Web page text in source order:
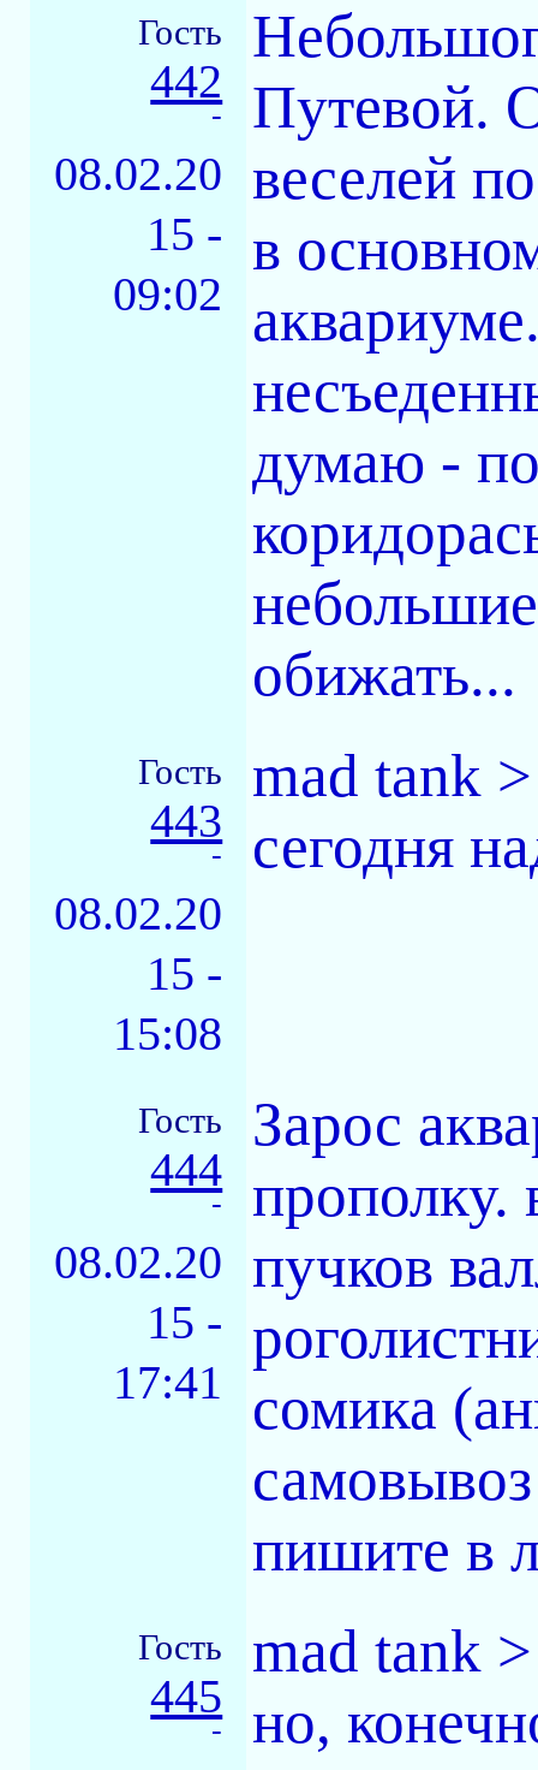
Гость
442
-
08.02.20
15 -
09:02
Путевой.
веселей
в
думаю -
обижать...
Гость
443
-
08.02.20
15 -
15:08
mad tank
сегодня
Гость
444
-
08.02.20
15 -
17:41
Зарос
прополку.
пучков
сомика
пишите в
Гость
445
-
mad tank
но,